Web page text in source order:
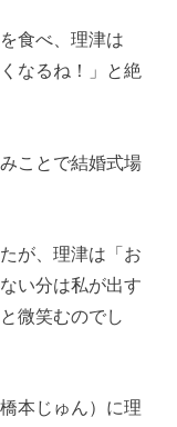
食べ、理津は
なるね！」と絶
ことで結婚式場
が、理津は「お
い分は私が出す
微笑むのでし
本じゅん）に理